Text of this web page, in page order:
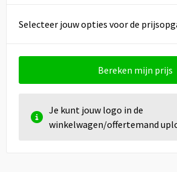
Selecteer jouw opties voor de
Bereken mijn prijs
Je kunt jouw logo in de
winkelwagen/offertemand